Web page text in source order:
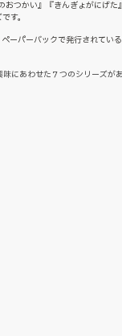
つかい』『きんぎょがにげた
す。
ーパーバックで発行されてい
にあわせた７つのシリーズが